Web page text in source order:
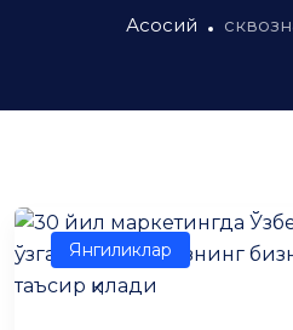
Асосий
Янгиликлар